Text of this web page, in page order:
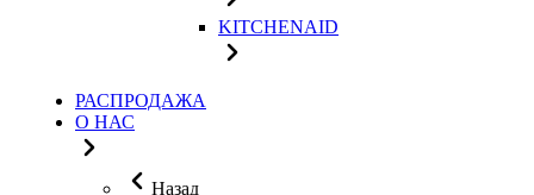
KITCHENAID
РАСПРОДАЖА
О НАС
Назад